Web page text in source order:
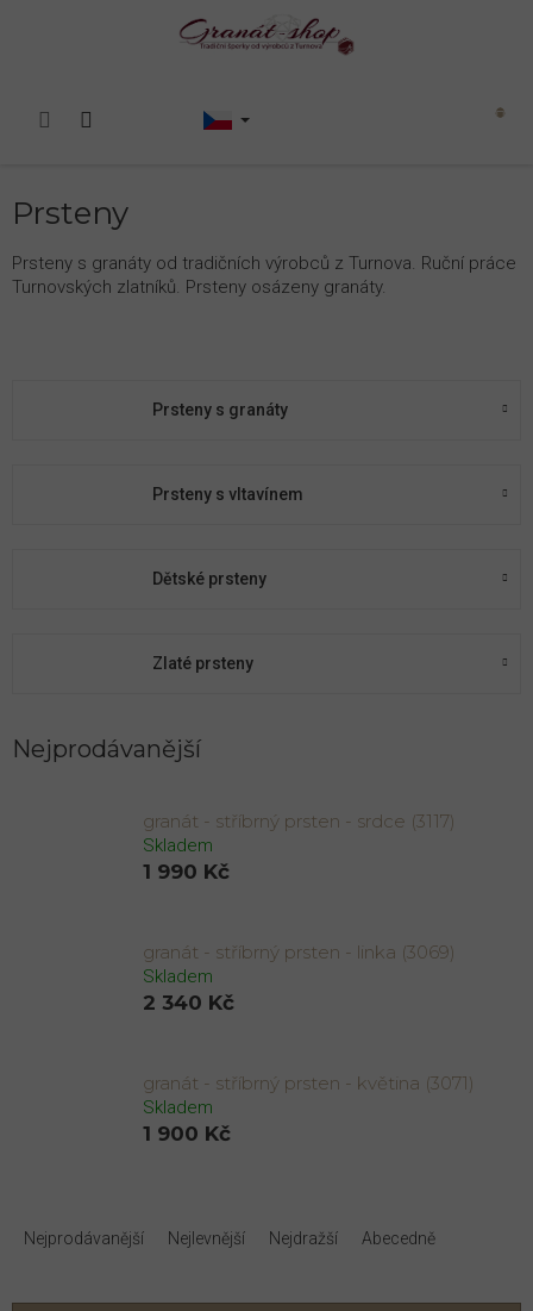
Nákupní
Prsteny
Prsteny s granáty od tradičních výrobců z Turnova. Ruční práce
Turnovských zlatníků. Prsteny osázeny granáty.
Prsteny s granáty
Prsteny s vltavínem
Dětské prsteny
Zlaté prsteny
Nejprodávanější
granát - stříbrný prsten - srdce (3117)
Skladem
1 990 Kč
granát - stříbrný prsten - linka (3069)
Skladem
2 340 Kč
granát - stříbrný prsten - květina (3071)
Skladem
1 900 Kč
Nejprodávanější Nejlevnější Nejdražší Abecedně